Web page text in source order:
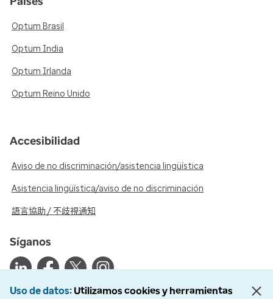
Optum Brasil
Optum India
Optum Irlanda
Optum Reino Unido
Accesibilidad
Aviso de no discriminación/asistencia lingüística
Asistencia lingüística/aviso de no discriminación
語言協助 / 不歧視通知
Síganos
Uso de datos Utilizamos cookies y herramientas